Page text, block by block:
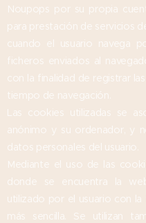
Noupops por su propia
para prestación de servicios
cuando el usuario navega
ficheros enviados al
con la finalidad de registrar
tiempo de navegación.
Las cookies utilizadas se
anónimo y su ordenador, y
datos personales del usuario.
Mediante el uso de las
donde se encuentra la
utilizado por el usuario con
más sencilla. Se utilizan